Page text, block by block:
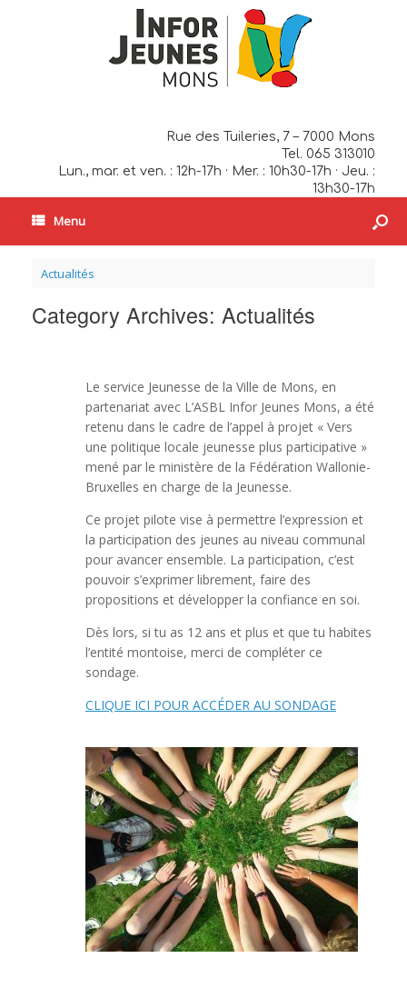
Rue des Tuileries, 7 – 7000 Mons
Tel. 065 313010
Lun., mar. et ven. : 12h-17h · Mer. : 10h30-17h · Jeu. :
13h30-17h
Menu
Actualités
Category Archives: Actualités
Le service Jeunesse de la Ville de Mons, en
partenariat avec L’ASBL Infor Jeunes Mons, a été
retenu dans le cadre de l’appel à projet « Vers
une politique locale jeunesse plus participative »
mené par le ministère de la Fédération Wallonie-
Bruxelles en charge de la Jeunesse.
Ce projet pilote vise à permettre l’expression et
la participation des jeunes au niveau communal
pour avancer ensemble. La participation, c’est
pouvoir s’exprimer librement, faire des
propositions et développer la confiance en soi.
Dès lors, si tu as 12 ans et plus et que tu habites
l’entité montoise, merci de compléter ce
sondage.
CLIQUE ICI POUR ACCÉDER AU SONDAGE